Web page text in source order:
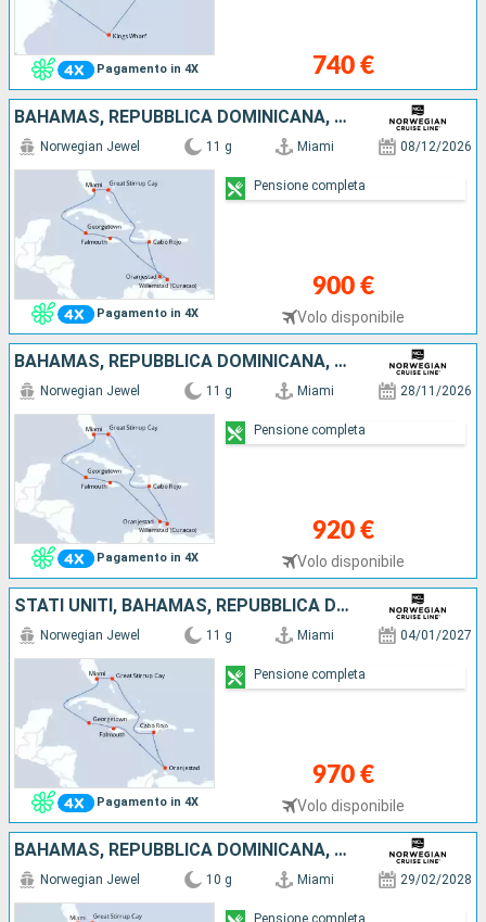
Pagamento in 4X 740 €
BAHAMAS, REPUBBLICA DOMINICANA, ARUBA, GIAMAICA, ISOLE CAYMAN, STATI UNITI
Pagamento in 4X
Norwegian Jewel 11 g Miami 08/12/2026
900 €
Volo disponibile
Pensione completa
BAHAMAS, REPUBBLICA DOMINICANA, ARUBA, GIAMAICA, ISOLE CAYMAN, STATI UNITI
Pagamento in 4X
Norwegian Jewel 11 g Miami 28/11/2026
920 €
Volo disponibile
Pensione completa
STATI UNITI, BAHAMAS, REPUBBLICA DOMINICANA, ARUBA, GIAMAICA, ISOLE CAYMAN
Pagamento in 4X
Norwegian Jewel 11 g Miami 04/01/2027
970 €
Volo disponibile
Pensione completa
BAHAMAS, REPUBBLICA DOMINICANA, ARUBA, GIAMAICA, STATI UNITI
Norwegian Jewel 10 g Miami 29/02/2028
Pensione completa